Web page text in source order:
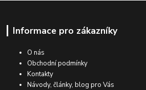
Informace pro zákazníky
O nás
Obchodní podmínky
Kontakty
Návody, články, blog pro Vás